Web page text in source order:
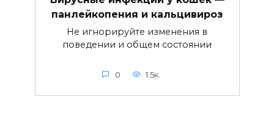
панлейкопения и кальцивироз
Не игнорируйте изменения в
поведении и общем состоянии
0 1.5к.